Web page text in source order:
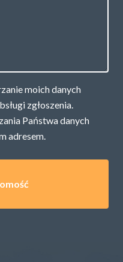
moich danych
zgłoszenia.
Państwa danych
adresem.